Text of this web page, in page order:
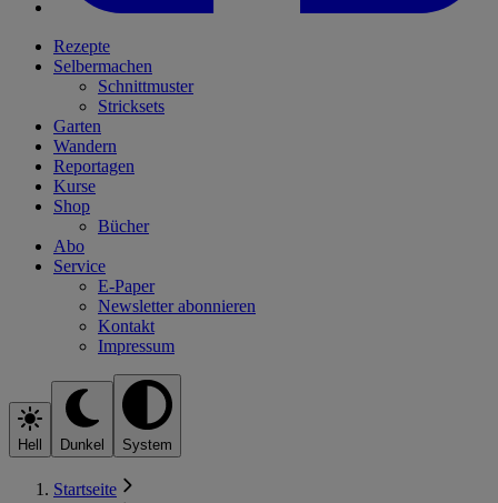
Rezepte
Selbermachen
Schnittmuster
Stricksets
Garten
Wandern
Reportagen
Kurse
Shop
Bücher
Abo
Service
E-Paper
Newsletter abonnieren
Kontakt
Impressum
Hell Dunkel System
Startseite